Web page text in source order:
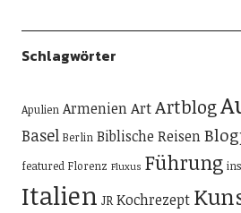
Schlagwörter
Apulien ArmenienArtArtblog
Basel Berlin Biblische Reisen
featured Florenz Fluxus Führung
Italien JR Kochrezept